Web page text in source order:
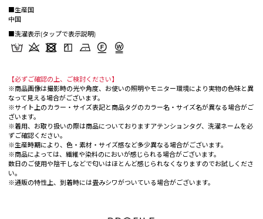
■生産国
中国
■洗濯表示(タップで表示説明)
【必ずご確認の上、ご検討ください】
※商品画像は撮影時の光や角度、お使いの照明やモニター環境により実物の色味と異
なって見える場合がございます。
※サイト上のカラー・サイズ表記と商品タグのカラー名・サイズ名が異なる場合がご
ざいます。
※着用、お取り扱いの際は商品についておりますアテンションタグ、洗濯ネームを必
ずご確認ください。
※生産時期により、色・素材・サイズ感など多少異なる場合がございます。
※商品によっては、繊維や染料のにおいが感じられる場合がございます。
数日のご使用や陰干しなどで匂いはほとんど感じられなくなりますのでお試しくださ
い。
※通販の特性上、到着時には畳みシワがついている場合がございます。